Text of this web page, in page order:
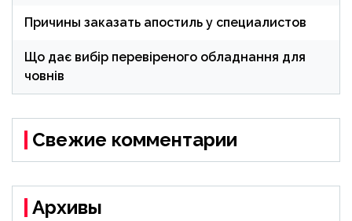
Причины заказать апостиль у специалистов
Що дає вибір перевіреного обладнання для
човнів
Свежие комментарии
Архивы